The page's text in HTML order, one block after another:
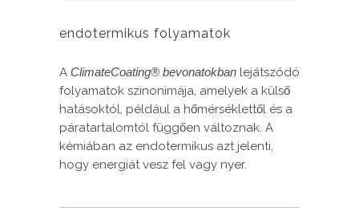
endotermikus folyamatok
A ClimateCoating® bevonatokban lejátszódó
folyamatok szinonimája, amelyek a külső
hatásoktól, például a hőmérséklettől és a
páratartalomtól függően változnak. A
kémiában az endotermikus azt jelenti,
hogy energiát vesz fel vagy nyer.